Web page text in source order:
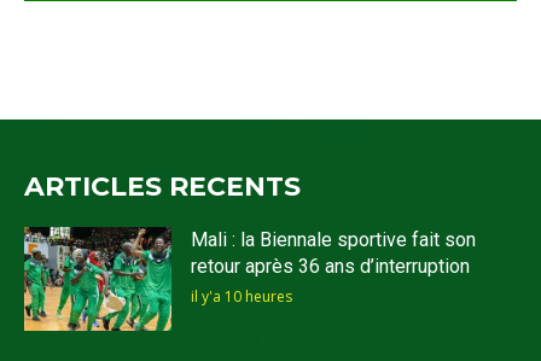
ARTICLES RECENTS
Mali : la Biennale sportive fait son
retour après 36 ans d’interruption
il y'a 10 heures